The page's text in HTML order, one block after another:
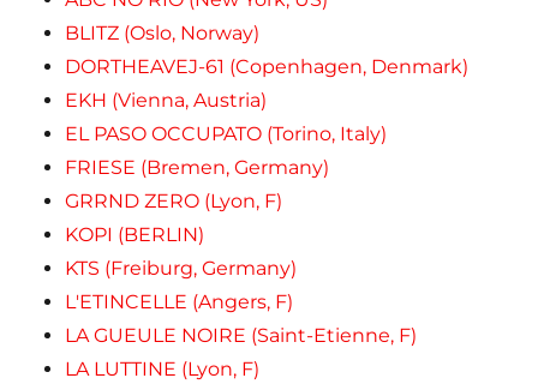
BLITZ (Oslo, Norway)
DORTHEAVEJ-61 (Copenhagen, Denmark)
EKH (Vienna, Austria)
EL PASO OCCUPATO (Torino, Italy)
FRIESE (Bremen, Germany)
GRRND ZERO (Lyon, F)
KOPI (BERLIN)
KTS (Freiburg, Germany)
L'ETINCELLE (Angers, F)
LA GUEULE NOIRE (Saint-Etienne, F)
LA LUTTINE (Lyon, F)